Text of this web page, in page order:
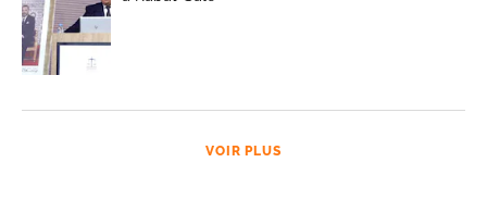
VOIR PLUS